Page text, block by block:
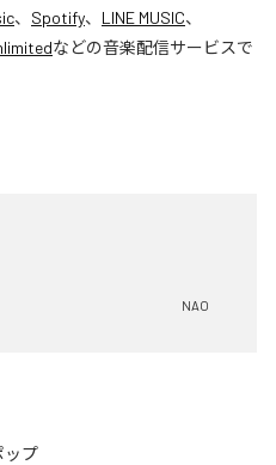
、 Spotify、 LINE MUSIC、
などの音楽配信サービスで
NAO
ップ